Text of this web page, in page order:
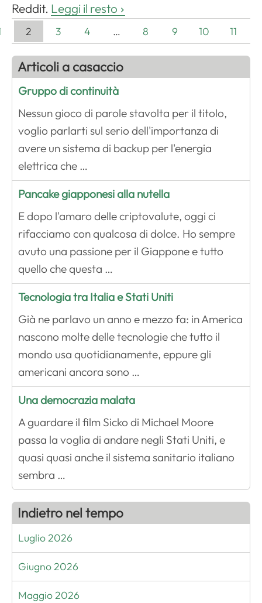
Reddit. Leggi il resto
2 3 4 … 8 9 10 11
Articoli a casaccio
Gruppo di continuità
Nessun gioco di parole stavolta per il titolo,
voglio parlarti sul serio dell'importanza di
avere un sistema di backup per l'energia
elettrica che …
Pancake giapponesi alla nutella
E dopo l'amaro delle criptovalute, oggi ci
rifacciamo con qualcosa di dolce. Ho sempre
avuto una passione per il Giappone e tutto
quello che questa …
Tecnologia tra Italia e Stati Uniti
Già ne parlavo un anno e mezzo fa: in America
nascono molte delle tecnologie che tutto il
mondo usa quotidianamente, eppure gli
americani ancora sono …
Una democrazia malata
A guardare il film Sicko di Michael Moore
passa la voglia di andare negli Stati Uniti, e
quasi quasi anche il sistema sanitario italiano
sembra …
Indietro nel tempo
Luglio 2026
Giugno 2026
Maggio 2026